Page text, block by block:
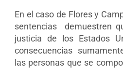
En el caso de Flores y
sentencias ​​ demuestren
justicia de los Estados
consecuencias
las personas que se